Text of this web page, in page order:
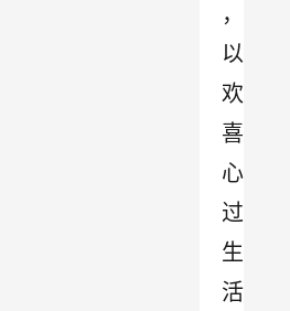
，
以
欢
喜
心
过
生
活